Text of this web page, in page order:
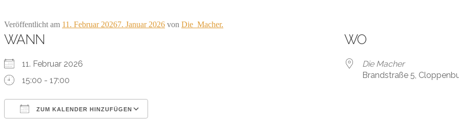
Veröffentlicht am 11. Februar 20267. Januar 2026 von Die_Macher.
WANN
11. Februar 2026
15:00 - 17:00
ZUM KALENDER HINZUFÜGEN
WO
Die Macher
Brandstraße 5,